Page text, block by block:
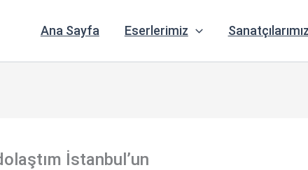
Ana Sayfa Eserlerimiz Sanatçılarımız
İstanbul’un